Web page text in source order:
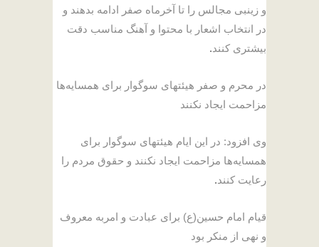
و زینبی مجالس را تا آخرماه صفر ادامه بدهند و
در انتخاب اشعار با محتوا و آهنگ مناسب دقت
بیشتری کنند .
در محرم و صفر هیئتهای سوگوار برای همسایه‌ها
مزاحمت ایجاد نکنند
وی افزود: در این ایام هیئتهای سوگوار برای
همسایه‌ها مزاحمت ایجاد نکنند و حقوق مردم را
رعایت کنند .
قیام امام حسین(ع) برای عبادت و امربه معروف
و نهی از منکر بود